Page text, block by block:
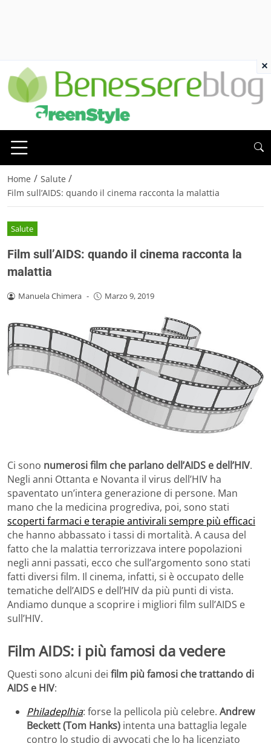
Home / Salute /
Film sull’AIDS: quando il cinema racconta la malattia
Salute
Film sull’AIDS: quando il cinema racconta la
malattia
Manuela Chimera - Marzo 9, 2019
Ci sono numerosi film che parlano dell’AIDS e dell’HIV.
Negli anni Ottanta e Novanta il virus dell’HIV ha
spaventato un’intera generazione di persone. Man
mano che la medicina progrediva, poi, sono stati
scoperti farmaci e terapie antivirali sempre più efficaci
che hanno abbassato i tassi di mortalità. A causa del
fatto che la malattia terrorizzava intere popolazioni
negli anni passati, ecco che sull’argomento sono stati
fatti diversi film. Il cinema, infatti, si è occupato delle
tematiche dell’AIDS e dell’HIV da più punti di vista.
Andiamo dunque a scoprire i migliori film sull’AIDS e
sull’HIV.
Film AIDS: i più famosi da vedere
Questi sono alcuni dei film più famosi che trattando di
AIDS e HIV:
Philadeplhia: forse la pellicola più celebre. Andrew
Beckett (Tom Hanks) intenta una battaglia legale
contro lo studio di avvocati che lo ha licenziato
×